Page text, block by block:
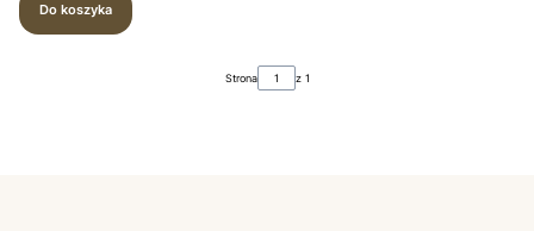
Do koszyka
Strona z 1